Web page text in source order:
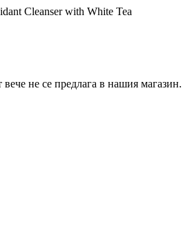
Cleanser with White Tea
вече не се предлага в нашия магазин.